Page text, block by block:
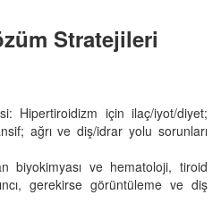
Stratejileri
Hipertiroidizm için ilaç/iyot/diyet;
ağrı ve diş/idrar yolu sorunları
biyokimyası ve hematoloji, tiroid
gerekirse görüntüleme ve diş